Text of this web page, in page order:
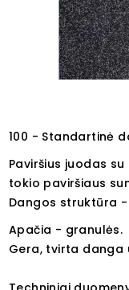
100 - Standartinė
Paviršius juodas
tokio paviršiaus
Dangos struktūra
Apačia - granulės.
Gera, tvirta danga